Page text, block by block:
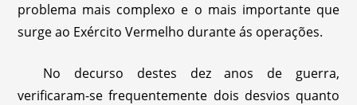
problema mais complexo e o mais importante que
surge ao Exército Vermelho durante ás operações.
No decurso destes dez anos de guerra,
verificaram-se frequentemente dois desvios quanto